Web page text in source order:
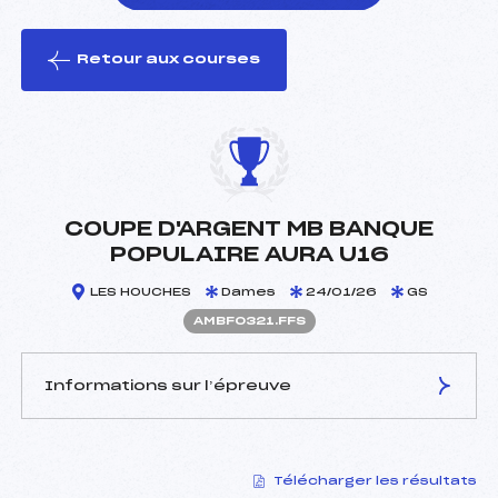
le ski
Retour aux courses
COUPE D'ARGENT MB BANQUE
POPULAIRE AURA U16
LES HOUCHES Dames 24/01/26 GS
AMBF0321.FFS
Informations sur l’épreuve
MOLLIER FLORIAN (MB)
Télécharger les résultats